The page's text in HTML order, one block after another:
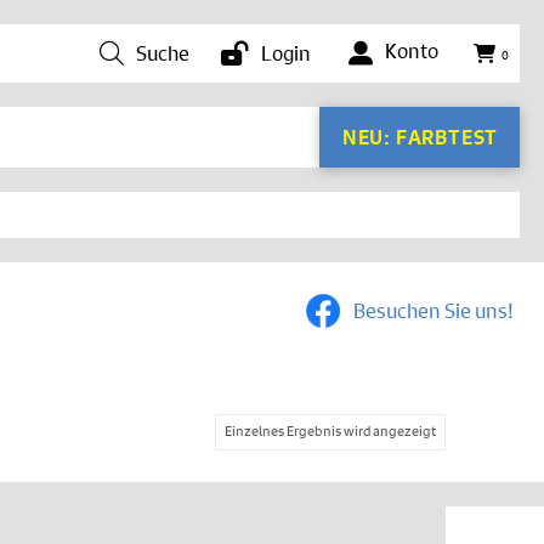
Suche Login Konto 0
NEU: FARBTEST
Besuchen Sie uns!
Einzelnes Ergebnis wird angezeigt